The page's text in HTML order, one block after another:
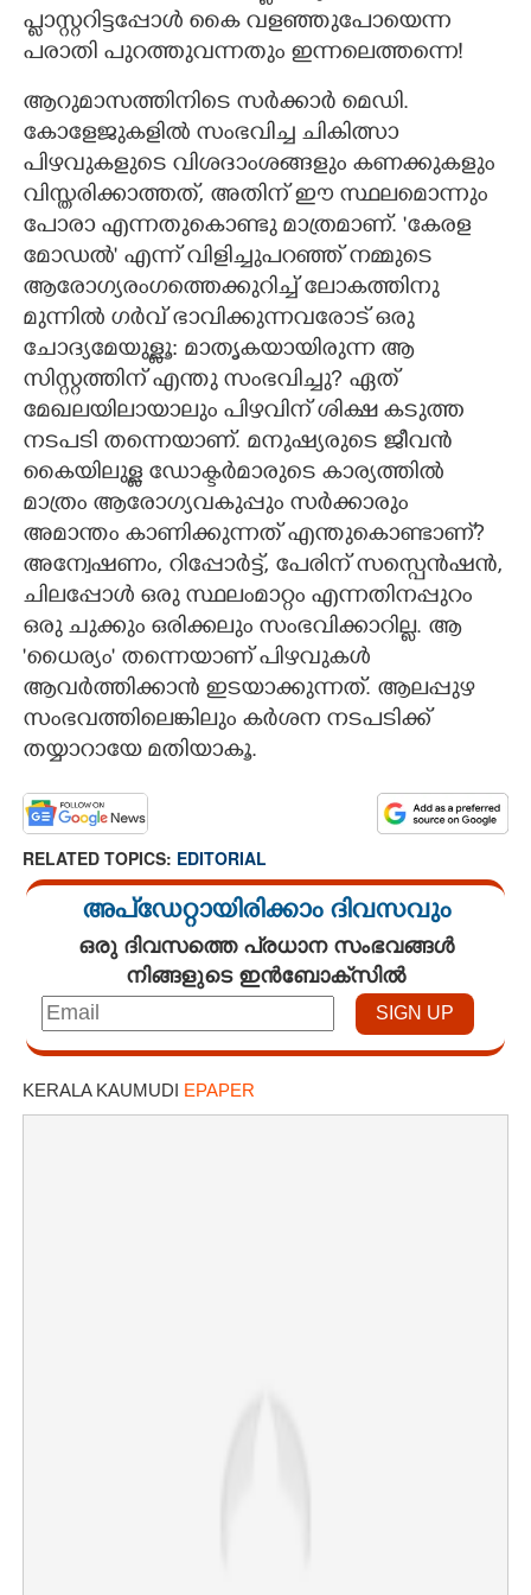
പ്ളാസ്റ്ററിട്ടപ്പോൾ കൈ വളഞ്ഞുപോയെന്ന
പരാതി പുറത്തുവന്നതും ഇന്നലെത്തന്നെ!
ആറുമാസത്തിനിടെ സർക്കാർ മെഡി.
കോളേജുകളിൽ സംഭവിച്ച ചികിത്സാ
പിഴവുകളുടെ വിശദാംശങ്ങളും കണക്കുകളും
വിസ്തരിക്കാത്തത്,​ അതിന് ഈ സ്ഥലമൊന്നും
പോരാ എന്നതുകൊണ്ടു മാത്രമാണ്. 'കേരള
മോഡൽ" എന്ന് വിളിച്ചുപറഞ്ഞ് നമ്മുടെ
ആരോഗ്യരംഗത്തെക്കുറിച്ച് ലോകത്തിനു
മുന്നിൽ ഗർവ് ഭാവിക്കുന്നവരോട് ഒരു
ചോദ്യമേയുള്ളൂ: മാതൃകയായിരുന്ന ആ
സിസ്റ്റത്തിന് എന്തു സംഭവിച്ചു?​ ഏത്
മേഖലയിലായാലും പിഴവിന് ശിക്ഷ കടുത്ത
നടപടി തന്നെയാണ്. മനുഷ്യരുടെ ജീവൻ
കൈയിലുള്ള ഡോക്ടർമാരുടെ കാര്യത്തിൽ
മാത്രം ആരോഗ്യവകുപ്പും സർക്കാരും
അമാന്തം കാണിക്കുന്നത് എന്തുകൊണ്ടാണ്?​
അന്വേഷണം,​ റിപ്പോർട്ട്,​ പേരിന് സസ്പെൻഷൻ,​
ചിലപ്പോൾ ഒരു സ്ഥലംമാറ്റം എന്നതിനപ്പുറം
ഒരു ചുക്കും ഒരിക്കലും സംഭവിക്കാറില്ല. ആ
'ധൈര്യം" തന്നെയാണ് പിഴവുകൾ
ആവർത്തിക്കാൻ ഇടയാക്കുന്നത്. ആലപ്പുഴ
സംഭവത്തിലെങ്കിലും കർശന നടപടിക്ക്
തയ്യാറായേ മതിയാകൂ.
RELATED TOPICS: EDITORIAL
അപ്ഡേറ്റായിരിക്കാം ദിവസവും
ഒരു ദിവസത്തെ പ്രധാന സംഭവങ്ങൾ
നിങ്ങളുടെ ഇൻബോക്സിൽ
KERALA KAUMUDI EPAPER